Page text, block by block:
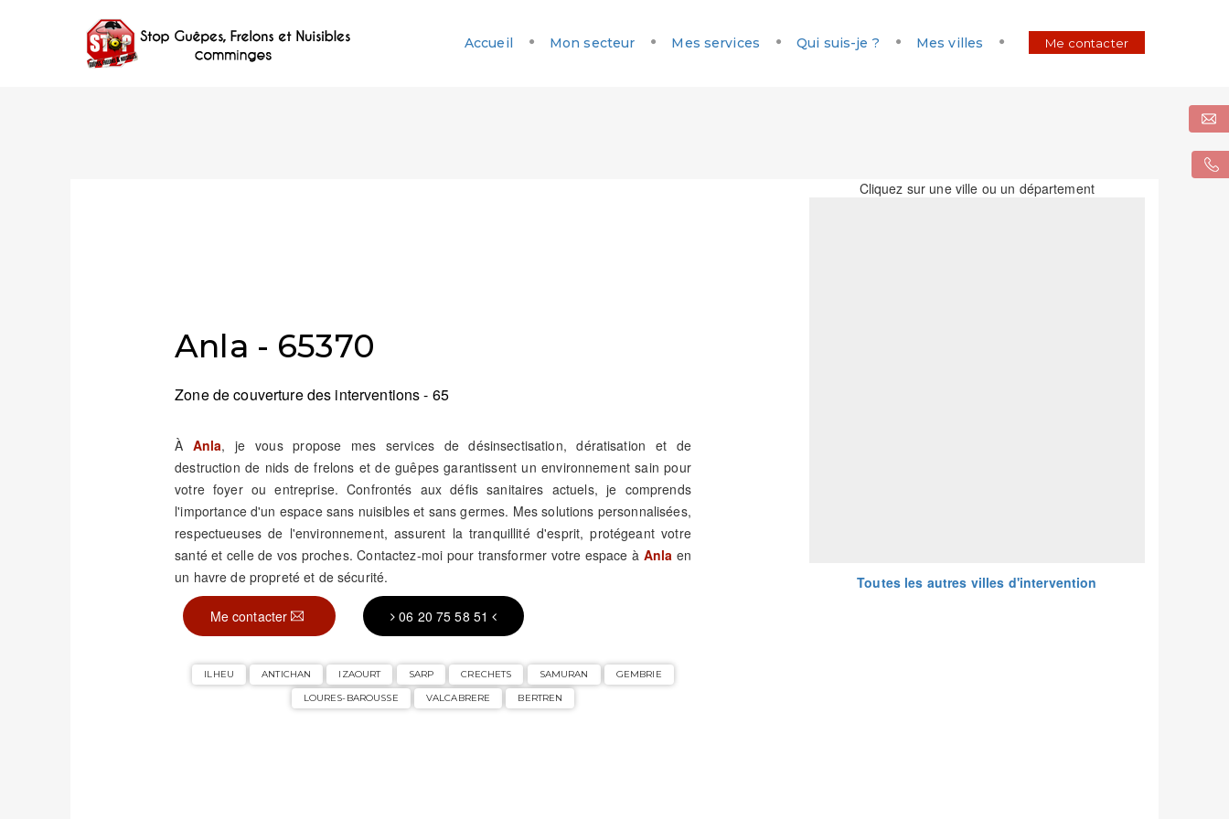
Accueil Mon secteur Mes services Qui suis-je ? Mes villes Me contacter
Anla - 65370
Zone de couverture des interventions - 65
À Anla, je vous propose mes services de désinsectisation, dératisation et de
destruction de nids de frelons et de guêpes garantissent un environnement sain pour
votre foyer ou entreprise. Confrontés aux défis sanitaires actuels, je comprends
l'importance d'un espace sans nuisibles et sans germes. Mes solutions personnalisées,
respectueuses de l'environnement, assurent la tranquillité d'esprit, protégeant votre
santé et celle de vos proches. Contactez-moi pour transformer votre espace à Anla en
un havre de propreté et de sécurité.
Me contacter 06 20 75 58 51
ILHEU ANTICHAN IZAOURT SARP CRECHETS SAMURAN
GEMBRIE
LOURES-BAROUSSE
VALCABRERE BERTREN
Cliquez sur une ville ou un département
Toutes les autres villes d'intervention